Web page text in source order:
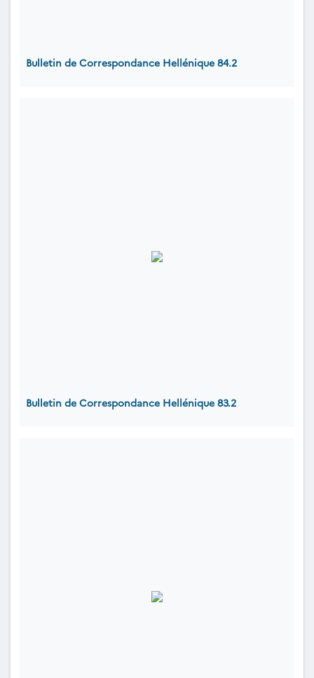
Bulletin de Correspondance Hellénique 84.2
Bulletin de Correspondance Hellénique 83.2